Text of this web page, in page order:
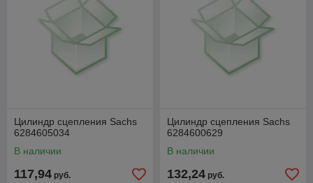
Цилиндр сцепления Sachs
6284605034
В наличии
117,94 руб.
Цилиндр сцепления Sachs
6284600629
В наличии
132,24 руб.